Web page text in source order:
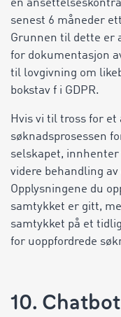
en
senest 6 måneder
Grunnen til dette er
for dokumentasjon
til lovgivning om
bokstav f i GDPR.
Hvis vi til tross for et
søknadsprosessen
selskapet,
videre behandling
Opplysningene du
samtykket er gitt,
samtykket på et
for uoppfordrede
10.